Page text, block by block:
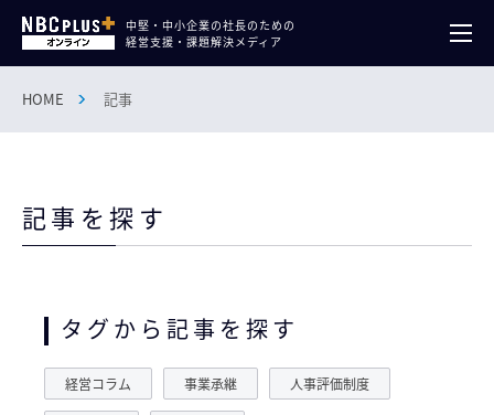
中堅・中小企業の社長のための
経営支援・課題解決メディア
HOME 記事
記事を探す
タグから記事を探す
経営コラム 事業承継 人事評価制度